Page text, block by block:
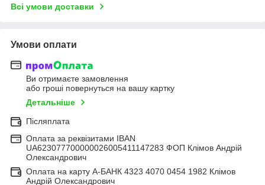
Всі умови доставки
Умови оплати
Ви отримаєте замовлення
або гроші повернуться на вашу картку
Детальніше
Післяплата
Оплата за реквізитами IBAN
UA623077700000026005411147283 ФОП Клімов Андрій
Олександрович
Оплата на карту А-БАНК 4323 4070 0454 1982 Клімов
Андрій Олександрович